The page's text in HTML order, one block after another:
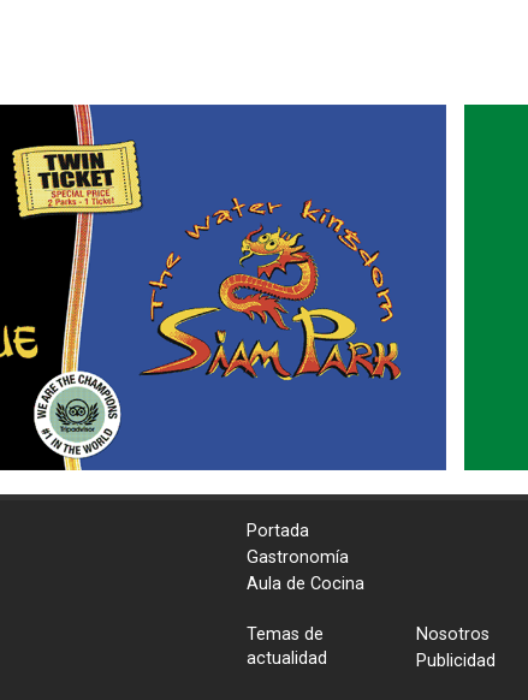
Portada
Gastronomía
Aula de Cocina
Temas de
actualidad
Nosotros
Publicidad